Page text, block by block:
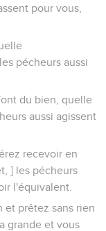
pour vous,
pécheurs aussi
du bien, quelle
aussi agissent
recevoir en
] les pécheurs
l'équivalent.
et prêtez sans rien
grande et vous